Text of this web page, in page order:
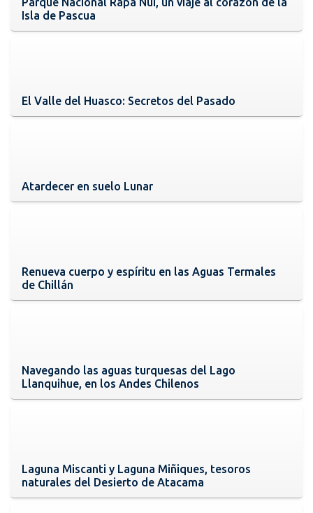
Isla de Pascua
El Valle del Huasco: Secretos del Pasado
Atardecer en suelo Lunar
Renueva cuerpo y espíritu en las Aguas Termales
de Chillán
Navegando las aguas turquesas del Lago
Llanquihue, en los Andes Chilenos
Laguna Miscanti y Laguna Miñiques, tesoros
naturales del Desierto de Atacama